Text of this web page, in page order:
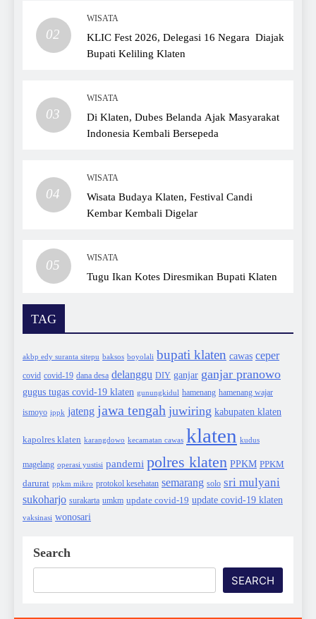
02
WISATA
KLIC Fest 2026, Delegasi 16 Negara Diajak
Bupati Keliling Klaten
03
WISATA
Di Klaten, Dubes Belanda Ajak Masyarakat
Indonesia Kembali Bersepeda
04
WISATA
Wisata Budaya Klaten, Festival Candi
Kembar Kembali Digelar
05
WISATA
Tugu Ikan Kotes Diresmikan Bupati Klaten
TAG
akbp edy suranta sitepu baksos boyolali bupati klaten cawas ceper
covid covid-19 dana desa delanggu DIY ganjar ganjar pranowo
gugus tugas covid-19 klaten gunungkidul hamenang hamenang wajar
ismoyo ippk jateng jawa tengah juwiring kabupaten klaten
kapolres klaten karangdowo kecamatan cawas klaten kudus
magelang operasi yustisi pandemi polres klaten PPKM PPKM
darurat ppkm mikro protokol kesehatan semarang solo sri mulyani
sukoharjo surakarta umkm update covid-19 update covid-19 klaten
vaksinasi wonosari
Search
SEARCH